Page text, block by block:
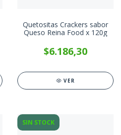
Quetositas Crackers sabor
Queso Reina Food x 120g
$6.186,30
VER
SIN STOCK